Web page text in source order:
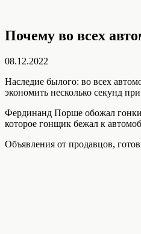
Почему во всех
08.12.2022
Наследие былого: во всех
экономить несколько секунд при
Фердинанд Порше обожал
которое гонщик бежал к
Объявления от продавцов,